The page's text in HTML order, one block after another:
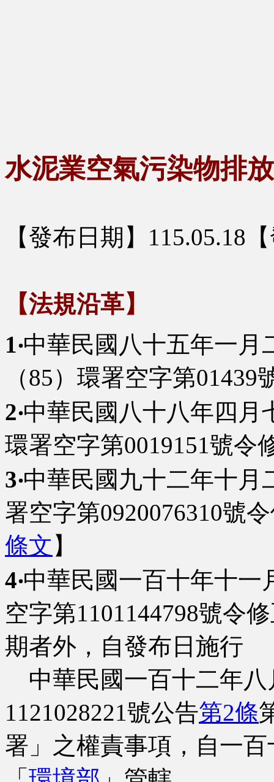
水泥業空氣污染物排
【發布日期】115.05.18
【法規沿革】
1‧中華民國八十五年一月
（85）環署空字第
2‧中華民國八十八年四月
環署空字第0019151號令
3‧中華民國九十二年十月
署空字第0920076310號
條文 】
4‧中華民國一百十年十一
空字第1101144798號令
期者外，自發布日施行
中華民國一百十二年八
1121028221號公告第2條
署」之權責事項，自一